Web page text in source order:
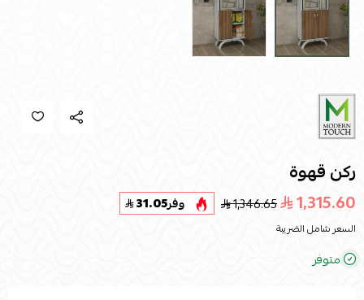
ركن قهوة
1,315.60
1,346.65 وفر31.05
السعر شامل الضريبة
متوفر